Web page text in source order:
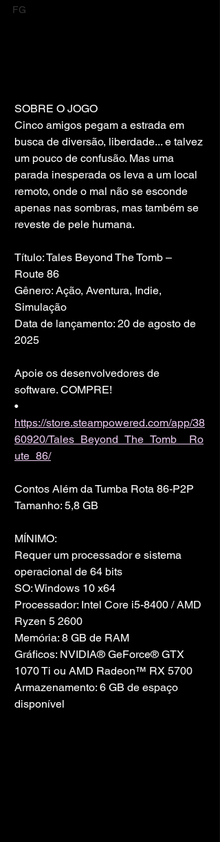
FG
SOBRE O JOGO
Cinco amigos pegam a estrada em
busca de diversão, liberdade... e talvez
um pouco de confusão. Mas uma
parada inesperada os leva a um local
remoto, onde o mal não se esconde
apenas nas sombras, mas também se
reveste de pele humana.
Título: Tales Beyond The Tomb –
Route 86
Gênero: Ação, Aventura, Indie,
Simulação
Data de lançamento: 20 de agosto de
2025
Apoie os desenvolvedores de
software. COMPRE!
•
https://store.steampowered.com/app/38
60920/Tales_Beyond_The_Tomb__Ro
ute_86/
Contos Além da Tumba Rota 86-P2P
Tamanho: 5,8 GB
MÍNIMO:
Requer um processador e sistema
operacional de 64 bits
SO: Windows 10 x64
Processador: Intel Core i5-8400 / AMD
Ryzen 5 2600
Memória: 8 GB de RAM
Gráficos: NVIDIA® GeForce® GTX
1070 Ti ou AMD Radeon™ RX 5700
Armazenamento: 6 GB de espaço
disponível